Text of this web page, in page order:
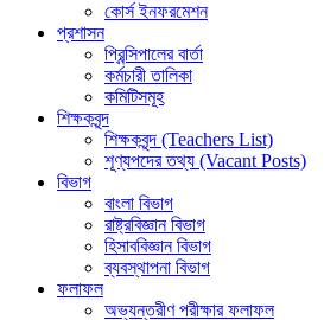
কোর্স ইনফরমেশন
প্রশাসন
প্রিন্সিপালের বার্তা
কর্মচারী তালিকা
কমিটিসমূহ
শিক্ষকবৃন্দ
শিক্ষকবৃন্দ (Teachers List)
শূণ্যপদের তথ্য (Vacant Posts)
বিভাগ
বাংলা বিভাগ
রাষ্ট্রবিজ্ঞান বিভাগ
হিসাববিজ্ঞান বিভাগ
ব্যবস্থাপনা বিভাগ
ফলাফল
অভ্যন্তরীণ পরীক্ষার ফলাফল